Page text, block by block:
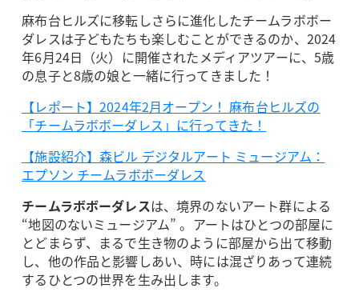
麻布台ヒルズに移転しさらに進化したチームラボボー
ダレスは子どもたちも楽しむことができるのか、2024
年6月24日（火）に開催されたメディアツアーに、5歳
の息子と8歳の娘と一緒に行ってきました！
【レポート】2024年2月オープン！ 麻布台ヒルズの
「チームラボボーダレス」に行ってきた！
【施設紹介】森ビル デジタルアート ミュージアム：
エプソン チームラボボーダレス
チームラボボーダレスは、境界のないアート群による
“地図のないミュージアム” 。アートはひとつの部屋に
とどまらず、まるで生き物のように部屋から出て移動
し、他の作品と影響しあい、時には混ざりあって連続
するひとつの世界を生み出します。